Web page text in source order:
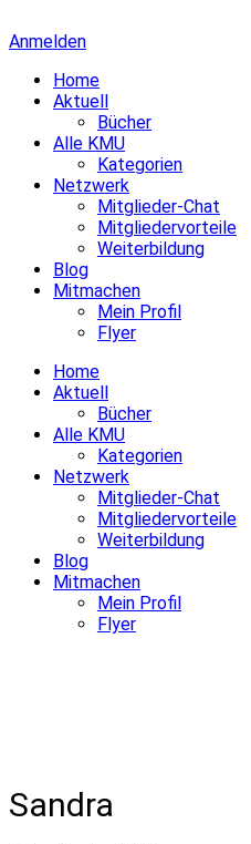
Anmelden
Home
Aktuell
Bücher
Alle KMU
Kategorien
Netzwerk
Mitglieder-Chat
Mitgliedervorteile
Weiterbildung
Blog
Mitmachen
Mein Profil
Flyer
Home
Aktuell
Bücher
Alle KMU
Kategorien
Netzwerk
Mitglieder-Chat
Mitgliedervorteile
Weiterbildung
Blog
Mitmachen
Mein Profil
Flyer
Sandra